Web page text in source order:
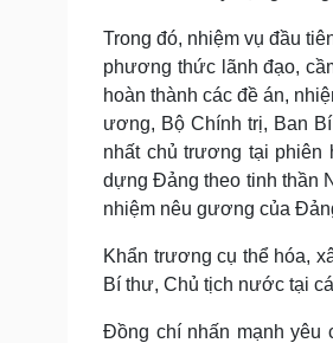
Trong đó, nhiệm vụ đầu
phương thức lãnh đạo,
hoàn thành các đề án,
ương, Bộ Chính trị, Ban
nhất chủ trương tại phiên
dựng Đảng theo tinh thần
nhiệm nêu gương của
Khẩn trương cụ thể hóa,
Bí thư, Chủ tịch nước tại
Đồng chí nhấn mạnh yêu